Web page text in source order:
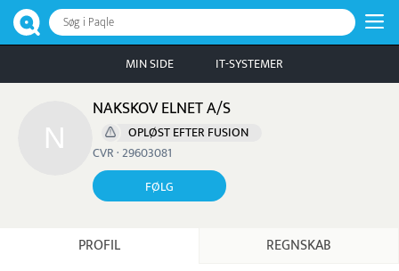
Søg i Paqle
MIN SIDE IT-SYSTEMER
NAKSKOV ELNET A/S
OPLØST EFTER FUSION
CVR · 29603081
FØLG
PROFIL REGNSKAB